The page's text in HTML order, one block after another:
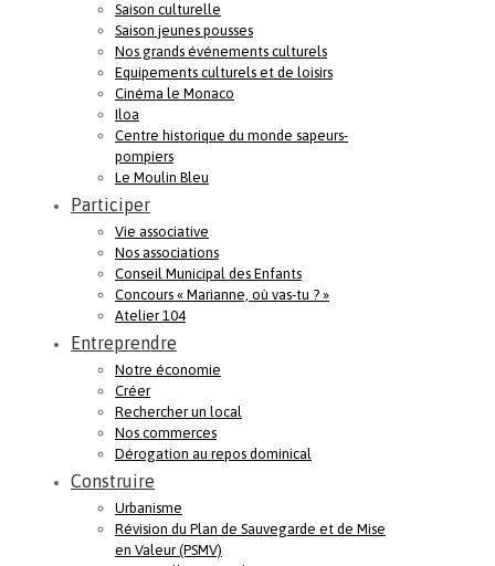
Saison culturelle
Saison jeunes pousses
Nos grands événements culturels
Equipements culturels et de loisirs
Cinéma le Monaco
Iloa
Centre historique du monde sapeurs-
pompiers
Le Moulin Bleu
Participer
Vie associative
Nos associations
Conseil Municipal des Enfants
Concours « Marianne, où vas-tu ? »
Atelier 104
Entreprendre
Notre économie
Créer
Rechercher un local
Nos commerces
Dérogation au repos dominical
Construire
Urbanisme
Révision du Plan de Sauvegarde et de Mise
en Valeur (PSMV)